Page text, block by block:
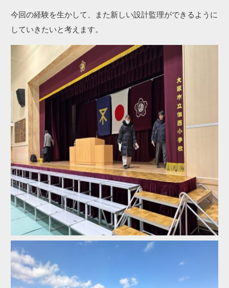
今回の経験を生かして、また新しい設計監理ができるように
していきたいと考えます。